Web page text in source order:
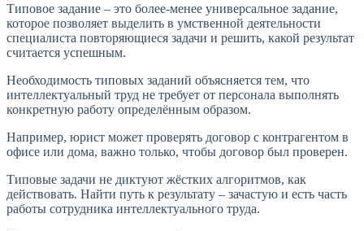
Типовое задание – это более-менее универсальное задание,
которое позволяет выделить в умственной деятельности
специалиста повторяющиеся задачи и решить, какой результат
считается успешным.
Необходимость типовых заданий объясняется тем, что
интеллектуальный труд не требует от персонала выполнять
конкретную работу определённым образом.
Например, юрист может проверять договор с контрагентом в
офисе или дома, важно только, чтобы договор был проверен.
Типовые задачи не диктуют жёстких алгоритмов, как
действовать. Найти путь к результату – зачастую и есть часть
работы сотрудника интеллектуального труда.